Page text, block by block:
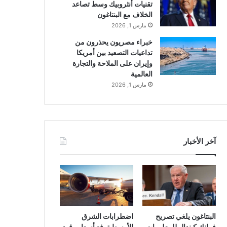
تقنيات أنثروبيك وسط تصاعد
الخلاف مع البنتاغون
مارس 1, 2026
خبراء مصريون يحذرون من
تداعيات التصعيد بين أمريكا
وإيران على الملاحة والتجارة
العالمية
مارس 1, 2026
آخر الأخبار
البنتاغون يلغي تصريح
اضطرابات الشرق